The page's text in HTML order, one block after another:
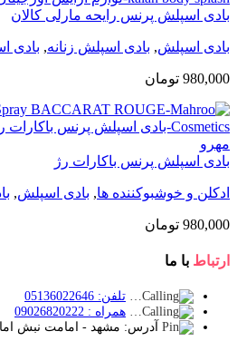
بادی اسپلش پرنس رایحه مارلی کالان
بادی اسپلش, بادی اسپلش زنانه, بادی
980,000 تومان
بادی اسپلش پرنس باکارات رژ
ادکلن و خوشبوکننده ها, بادی اسپلش,
980,000 تومان
ارتباط با ما
تلفن: 05136022646
همراه : 09026820222
آدرس: مشهد - امامت نبش